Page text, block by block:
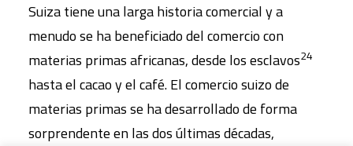
Suiza tiene una larga historia comercial y a
menudo se ha beneficiado del comercio con
materias primas africanas, desde los esclavos24
hasta el cacao y el café. El comercio suizo de
materias primas se ha desarrollado de forma
sorprendente en las dos últimas décadas,